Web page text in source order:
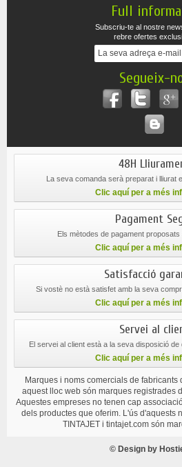
Full
Subscriu-te al nostre
rebre ofertes
Segueix-
48H
La seva comanda serà preparat i lliurat
Clic aquí per a més
Pagament
Els mètodes de pagament
Clic aquí per a més
Satisfacció
Si vostè no està satisfet amb la seva
Clic aquí per a més
Servei al
El servei al client està a la seva disposició
Clic aquí per a més
Marques i noms comercials de fabricants
aquest lloc web són marques registrades
Aquestes empreses no tenen cap
dels productes que oferim. L'ús d'aquests
TINTAJET i tintajet.com són
© Design by